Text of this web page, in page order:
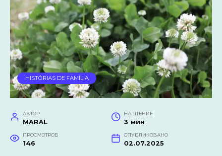
HISTÓRIAS DE FAMÍLIA
АВТОР
MARAL
НА ЧТЕНИЕ
3 мин
ПРОСМОТРОВ
146
ОПУБЛИКОВАНО
02.07.2025